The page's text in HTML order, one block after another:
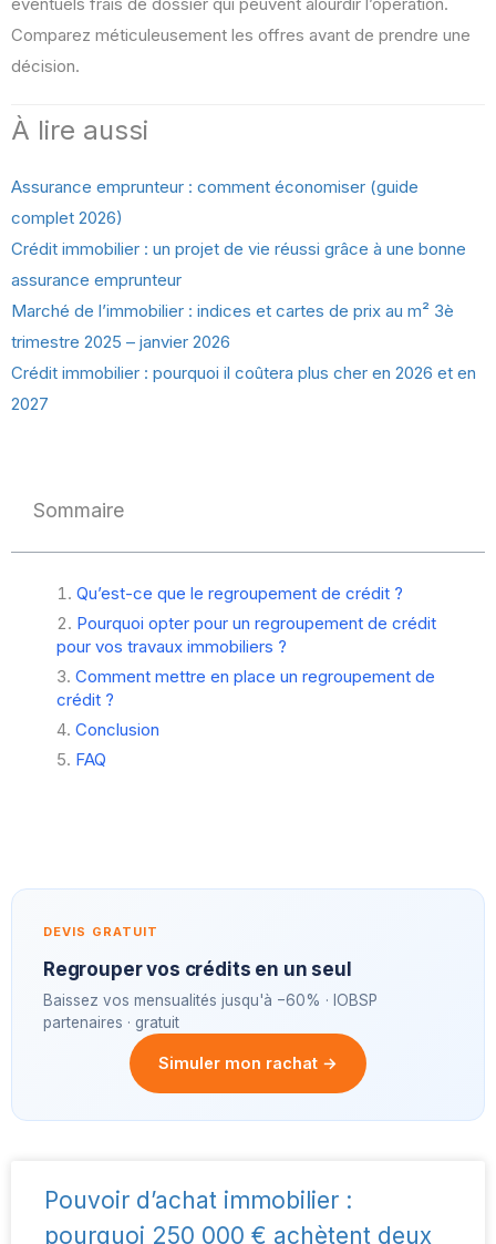
Comparez méticuleusement les offres avant de prendre une
décision.
À lire aussi
Assurance emprunteur : comment économiser (guide
complet 2026)
Crédit immobilier : un projet de vie réussi grâce à une bonne
assurance emprunteur
Marché de l’immobilier : indices et cartes de prix au m² 3è
trimestre 2025 – janvier 2026
Crédit immobilier : pourquoi il coûtera plus cher en 2026 et en
2027
Sommaire
Qu’est-ce que le regroupement de crédit ?
Pourquoi opter pour un regroupement de crédit
pour vos travaux immobiliers ?
Comment mettre en place un regroupement de
crédit ?
Conclusion
FAQ
DEVIS GRATUIT
Regrouper vos crédits en un seul
Baissez vos mensualités jusqu'à −60% · IOBSP
partenaires · gratuit
Simuler mon rachat →
Pouvoir d’achat immobilier :
pourquoi 250 000 € achètent deux